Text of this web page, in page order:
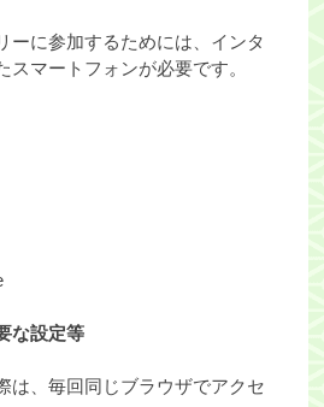
ーに参加するためには、インタ
スマートフォンが必要です。
な設定等
は、毎回同じブラウザでアクセ